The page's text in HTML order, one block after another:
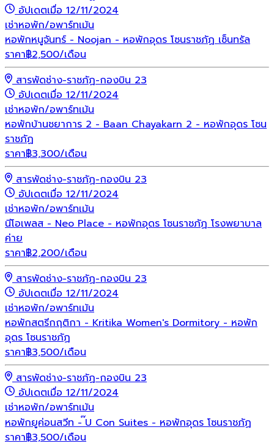
อัปเดตเมื่อ 12/11/2024
เช่าหอพัก/อพาร์ทเม้น
หอพักหนูจันทร์ - Noojan - หอพักอุดร โซนราชภัฏ เซ็นทรัล
ราคา฿2,500/เดือน
สารพัดช่าง-ราชภัฏ-กองบิน 23
อัปเดตเมื่อ 12/11/2024
เช่าหอพัก/อพาร์ทเม้น
หอพักบ้านชยาการ 2 - Baan Chayakarn 2 - หอพักอุดร โซน
ราชภัฏ
ราคา฿3,300/เดือน
สารพัดช่าง-ราชภัฏ-กองบิน 23
อัปเดตเมื่อ 12/11/2024
เช่าหอพัก/อพาร์ทเม้น
นีโอเพลส - Neo Place - หอพักอุดร โซนราชภัฏ โรงพยาบาล
ค่าย
ราคา฿2,200/เดือน
สารพัดช่าง-ราชภัฏ-กองบิน 23
อัปเดตเมื่อ 12/11/2024
เช่าหอพัก/อพาร์ทเม้น
หอพักสตรีกฤติกา - Kritika Women's Dormitory - หอพัก
อุดร โซนราชภัฏ
ราคา฿3,500/เดือน
สารพัดช่าง-ราชภัฏ-กองบิน 23
อัปเดตเมื่อ 12/11/2024
เช่าหอพัก/อพาร์ทเม้น
หอพักยูค่อนสวีท - ๊U Con Suites - หอพักอุดร โซนราชภัฏ
ราคา฿3,500/เดือน